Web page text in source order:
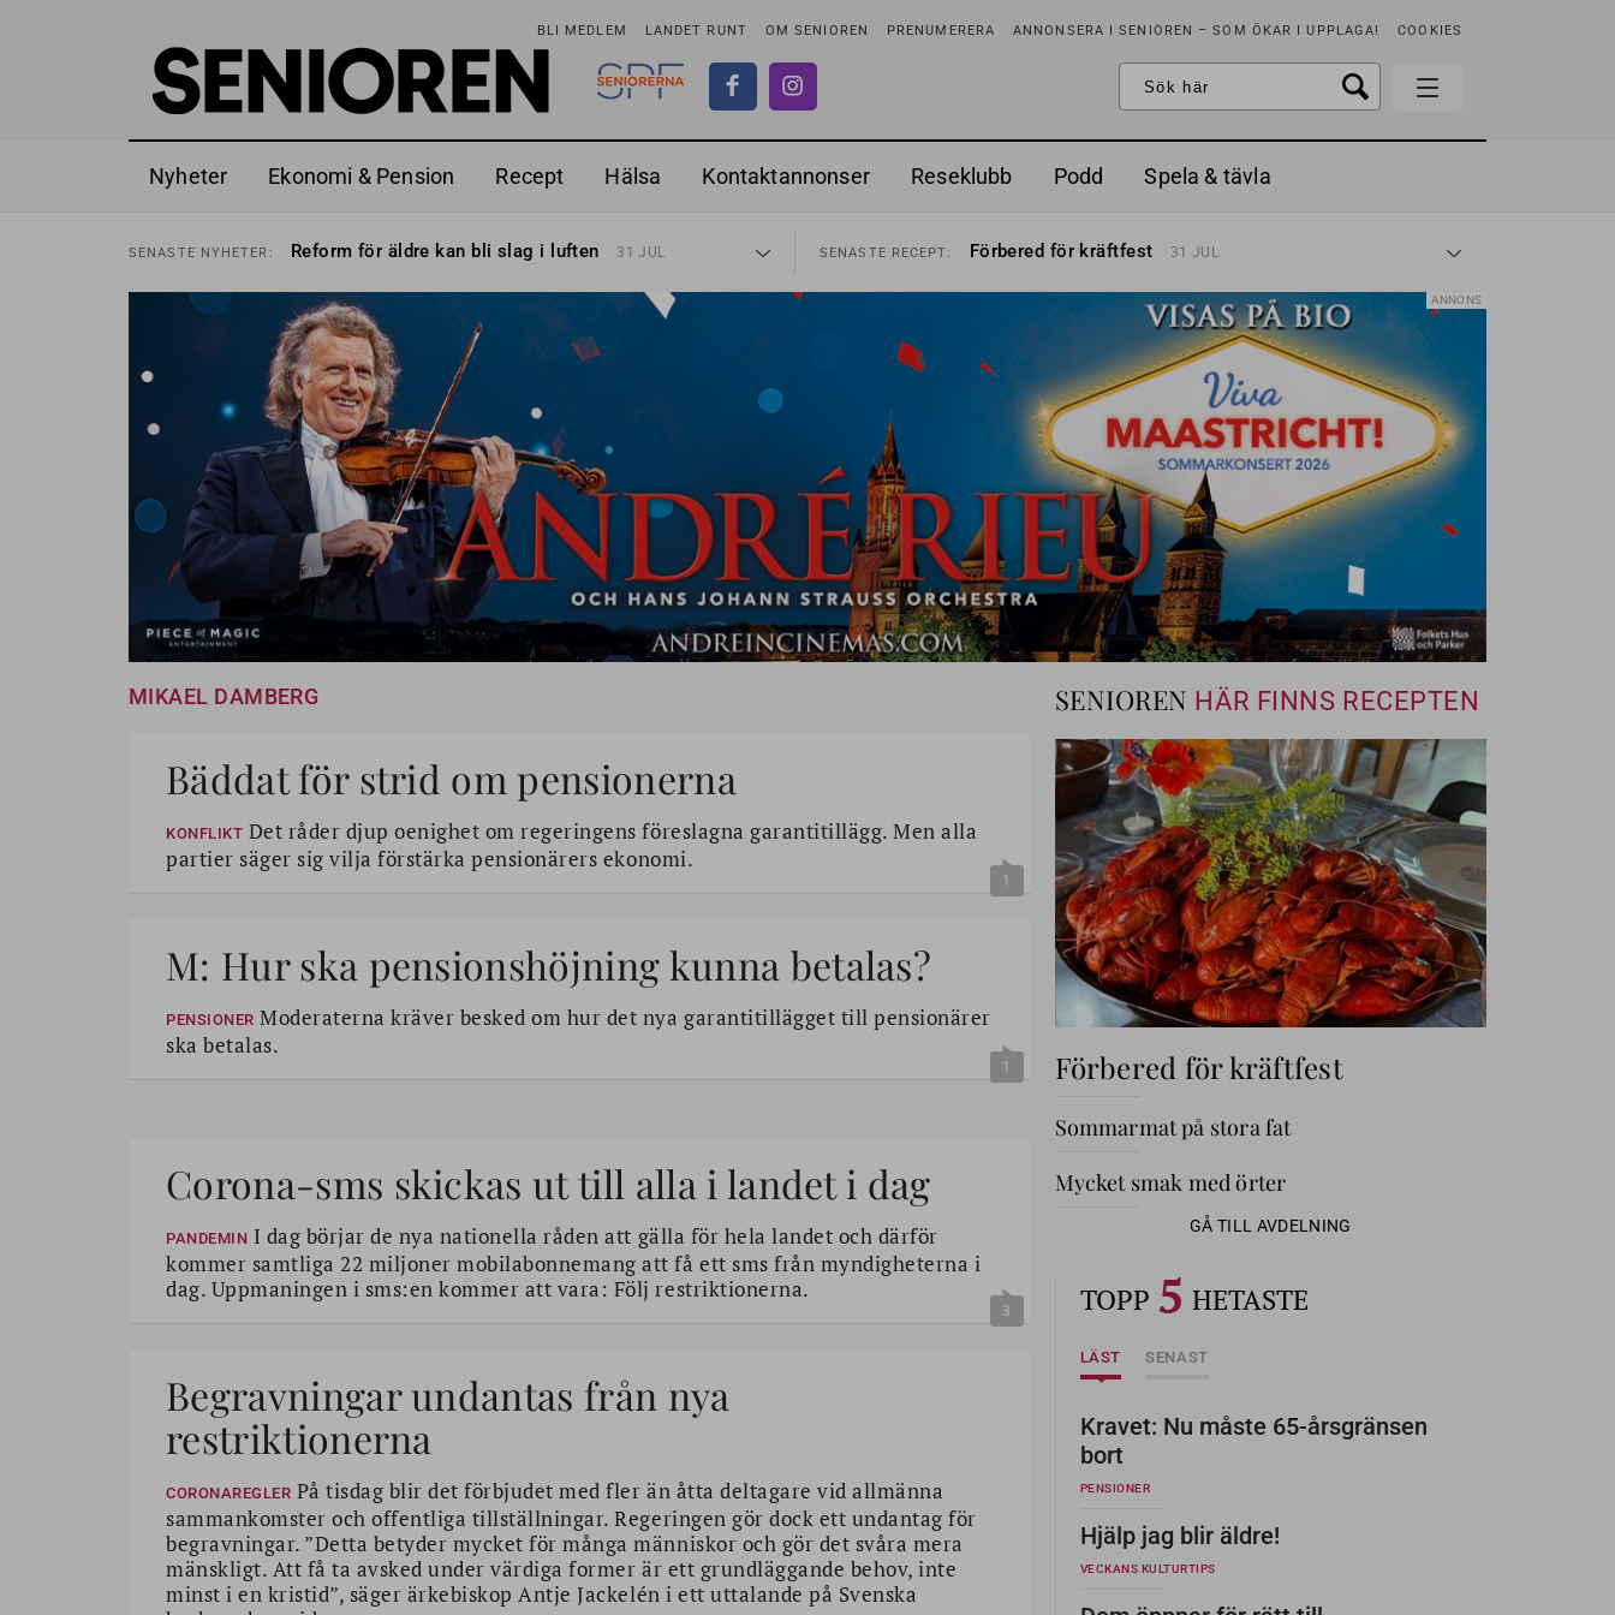
BLI MEDLEM LANDET RUNT OM SENIOREN PRENUMERERA ANNONSERA I SENIOREN – SOM ÖKAR I UPPLAGA! COOKIES
Nyheter Ekonomi & Pension Recept Hälsa Kontaktannonser Reseklubb Podd Spela & tävla
SENASTE NYHETER: Reform för äldre kan bli slag i luften 31 JUL
SENASTENYHETER: Dom öppnar för rätt till garantipension 30 JUL
SENASTENYHETER: Snart kan telefonförsäljning förbjudas i Sverige
Hyror rusar ifrån äldres bostadstillägg
NYHETER: Liten höjning av garantipensionen 27 JUL
SENASTE NYHETER: Sven Hagströmer sommarpratar
SENASTE NYHETER: Reform för äldre kan bli slag i luften
SENASTE RECEPT: Förbered för kräftfest 31 JUL
SENASTE RECEPT: Sommarmat på stora fat 3 JUL
Timjankokta jordgubbar med vaniljglass 18 JUN
Mycket smak med örter 13 JUN
SENASTE RECEPT: Mums med munsbitar 3 MAJ
SENASTE RECEPT: Ranchdipp med gräddfil, dill och persilja 2 MAJ
Förbered för kräftfest 31 JUL
ANNONS
MIKAEL DAMBERG
Bäddat för strid om pensionerna
KONFLIKT Det råder djup oenighet om regeringens föreslagna garantitillägg. Men alla
partier säger sig vilja förstärka pensionärers ekonomi.
1
M: Hur ska pensionshöjning kunna betalas?
PENSIONER Moderaterna kräver besked om hur det nya garantitillägget till pensionärer
ska betalas.
1
Corona-sms skickas ut till alla i landet i dag
PANDEMIN I dag börjar de nya nationella råden att gälla för hela landet och därför
kommer samtliga 22 miljoner mobilabonnemang att få ett sms från myndigheterna i
dag. Uppmaningen i sms:en kommer att vara: Följ restriktionerna.
3
Begravningar undantas från nya
restriktionerna
CORONAREGLER På tisdag blir det förbjudet med fler än åtta deltagare vid allmänna
sammankomster och offentliga tillställningar. Regeringen gör dock ett undantag för
begravningar. ”Detta betyder mycket för många människor och gör det svåra mera
mänskligt. Att få ta avsked under värdiga former är ett grundläggande behov, inte
minst i en kristid”, säger ärkebiskop Antje Jackelén i ett uttalande på Svenska
SENIOREN HÄR FINNS RECEPTEN
Förbered för kräftfest
Sommarmat på stora fat
Mycket smak med örter
GÅ TILL AVDELNING
TOPP 5 HETASTE
LÄST SENAST
Kravet: Nu måste 65-årsgränsen
bort
PENSIONER
Hjälp jag blir äldre!
VECKANS KULTURTIPS